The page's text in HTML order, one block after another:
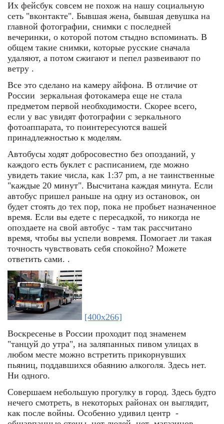
Их фейсбук совсем не похож на нашу социальную
сеть "вконтакте". Бывшая жена, бывшая девушка на
главной фотографии, снимки с последней
вечеринки, о которой потом стыдно вспоминать. В
общем такие снимки, которые русские сначала
удаляют, а потом сжигают и пепел развеивают по
ветру .
Все это сделано на камеру айфона. В отличие от
России зеркальная фотокамера еще не стала
предметом первой необходимости. Скорее всего,
если у вас увидят фотографии с зеркального
фотоаппарата, то поинтересуются вашей
принадлежностью к моделям.
Автобусы ходят добросовестно без опозданий, у
каждого есть буклет с расписанием, где можно
увидеть такие числа, как 1:37 pm, а не таинственные
"каждые 20 минут". Высчитана каждая минута. Если
автобус пришел раньше на одну из остановок, он
будет стоять до тех пор, пока не пробьет назначенное
время. Если вы едете с пересадкой, то никогда не
опоздаете на свой автобус - там так рассчитано
время, чтобы вы успели вовремя. Помогает ли такая
точность чувствовать себя спокойно? Можете
ответить сами. .
[400x266]
Воскресенье в России проходит под знаменем
"танцуй до утра", на заляпанных пивом улицах в
любом месте можно встретить прикорнувших
пьяниц, поддавшихся обаянию алкоголя. Здесь нет.
Ни одного.
Совершаем небольшую прогулку в город. Здесь будто
нечего смотреть, в некоторых районах он выглядит,
как после войны. Особенно удивил центр -